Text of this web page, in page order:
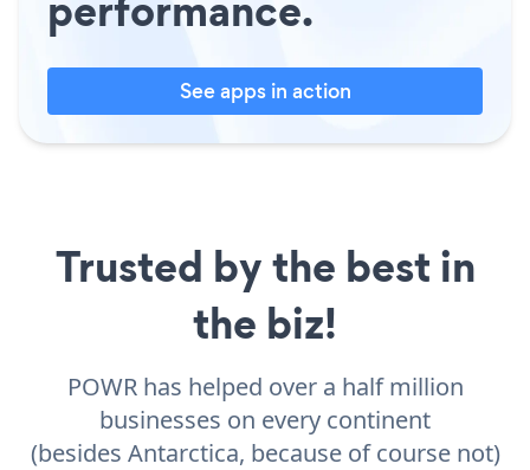
See apps in action
Trusted by the best in
the biz!
POWR has helped over a half million
businesses on every continent
(besides Antarctica, because of course not)